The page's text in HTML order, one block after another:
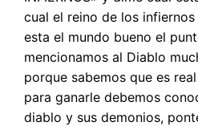
cual el reino de los
esta el mundo bueno el
mencionamos al Diablo
porque sabemos que es
para ganarle debemos
diablo y sus demonios,